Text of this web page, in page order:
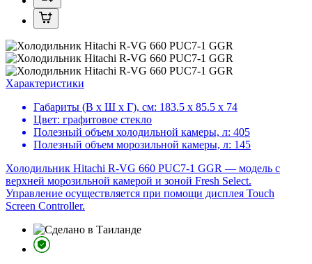
Характеристики
Габариты (В х Ш х Г), см: 183.5 х 85.5 х 74
Цвет: графитовое стекло
Полезный объем холодильной камеры, л: 405
Полезный объем морозильной камеры, л: 145
Холодильник Hitachi R-VG 660 PUC7-1 GGR — модель с
верхней морозильной камерой и зоной Fresh Select.
Управление осуществляется при помощи дисплея Touch
Screen Controller.